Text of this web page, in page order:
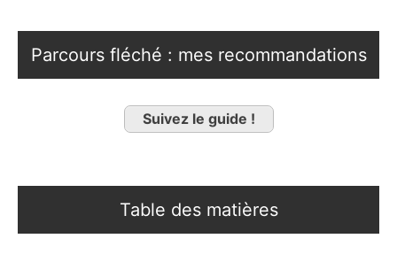
Parcours fléché : mes recommandations
Suivez le guide !
Table des matières